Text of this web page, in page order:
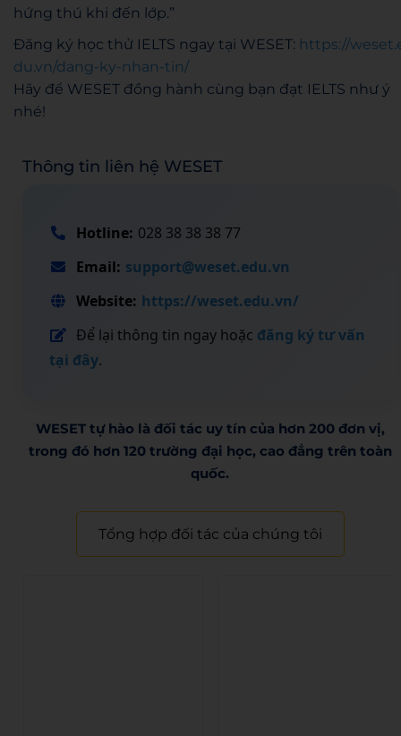
hứng thú khi đến lớp.”
Đăng ký học thử IELTS ngay tại WESET: https://
du.vn/dang-ky-nhan-tin/
Hãy để WESET đồng hành cùng bạn đạt IELTS như ý
nhé!
Thông tin liên hệ WESET
Hotline: 028 38 38 38 77
Email: support@weset.edu.vn
Website: https://weset.edu.vn/
Để lại thông tin ngay hoặc đăng ký tư vấn
tại đây.
WESET tự hào là đối tác uy tín của hơn 200 đơn vị,
trong đó hơn 120 trường đại học, cao đẳng trên toàn
quốc.​
Tổng hợp đối tác của chúng tôi